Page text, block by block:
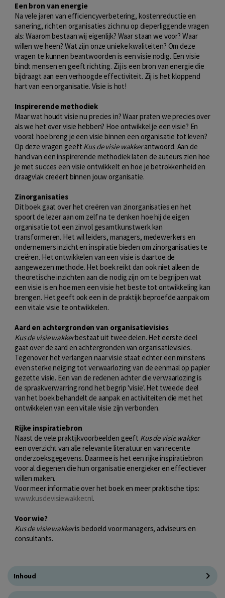
Een bron van energie
Na vele jaren van efficiencyverbetering, kostenreductie en
sanering, richten organisaties zich nu op dieperliggende vragen
als: Waarom bestaan wij eigenlijk? Waar staan we voor? Waar
willen we heen? Wat zijn onze unieke kwaliteiten? Om deze
vragen te kunnen beantwoorden is een visie nodig. Een visie
bindt mensen en geeft richting. Zij is een bron van energie die
bijdraagt aan een verhoogde effectiviteit. Zij is het kloppend
hart van een organisatie. Visie is hot!
Inspirerende methodiek
Maar wat houdt visie nu precies in? Waar praten we precies over
als we het over visie hebben? Hoe ontwikkel je een visie? En
vooral: hoe breng je een visie binnen een organisatie tot leven?
Op deze vragen geeft Kus de visie wakkerantwoord. Aan de
hand van een inspirerende methodiek laten de auteurs zien hoe
je met succes een visie ontwikkelt en hoe je betrokkenheid en
draagvlak creëert binnen jouw organisatie.
Zinorganisaties
Dit boek gaat over het creëren van zinorganisaties en het
spoort de lezer aan om zelf na te denken hoe hij de eigen
organisatie tot een zinvol gesamtkunstwerk kan
transformeren. Het wil leiders, managers, medewerkers en
ondernemers inzicht en inspiratie bieden om zinorganisaties te
creëren. Het ontwikkelen van een visie is daartoe de
aangewezen methode. Het boek reikt dan ook niet alleen de
theoretische inzichten aan die nodig zijn om te begrijpen wat
een visie is en hoe men een visie het beste tot ontwikkeling kan
brengen. Het geeft ook een in de praktijk beproefde aanpak om
een vitale visie te ontwikkelen.
Aard en achtergronden van organisatievisies
Kus de visie wakkerbestaat uit twee delen. Het eerste deel
gaat over de aard en achtergronden van organisatievisies.
Tegenover het verlangen naar visie staat echter een minstens
even sterke neiging tot verwaarlozing van de eenmaal op papier
gezette visie. Een van de redenen achter die verwaarlozing is
de spraakverwarring rond het begrip 'visie'. Het tweede deel
van het boek behandelt de aanpak en activiteiten die met het
ontwikkelen van een vitale visie zijn verbonden.
Rijke inspiratiebron
Naast de vele praktijkvoorbeelden geeft Kus de visie wakker
een overzicht van alle relevante literatuur en van recente
onderzoeksgegevens. Daarmee is het een rijke inspiratiebron
voor al diegenen die hun organisatie energieker en effectiever
willen maken.
Voor meer informatie over het boek en meer praktische tips:
www.kusdevisiewakker.nl.
Voor wie?
Kus de visie wakkeris bedoeld voor managers, adviseurs en
consultants.
Inhoud